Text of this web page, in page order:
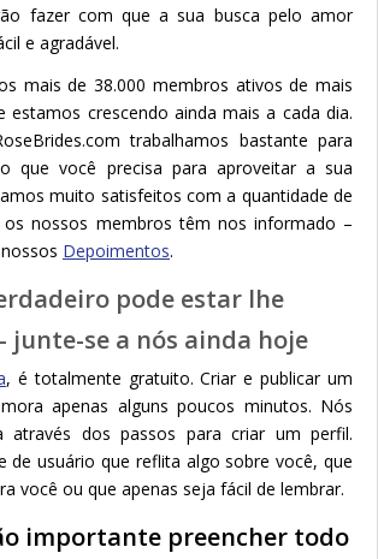
fazer com que a sua busca pelo amor
e agradável.
mais de 38.000 membros ativos de mais
estamos crescendo ainda mais a cada dia.
trabalhamos bastante para
que você precisa para aproveitar a sua
muito satisfeitos com a quantidade de
os nossos membros têm nos informado –
Depoimentos.
pode estar lhe
junte-se a nós ainda hoje
, é totalmente gratuito. Criar e publicar um
apenas alguns poucos minutos. Nós
através dos passos para criar um perfil.
de usuário que reflita algo sobre você, que
você ou que apenas seja fácil de lembrar.
importante preencher todo